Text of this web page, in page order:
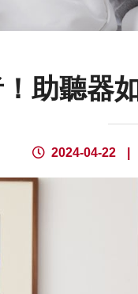
助聽器
2024-04-22